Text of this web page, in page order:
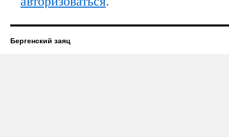
Бергенский заяц